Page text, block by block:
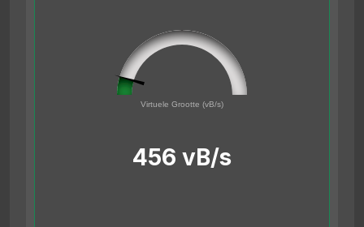
45561691
Virtuele Grootte (vB/s)500000000
456 vB/s